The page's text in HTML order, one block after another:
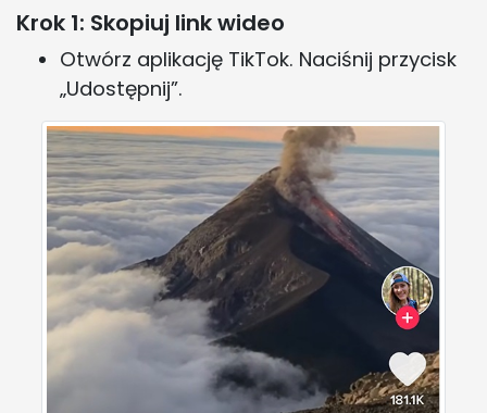
Krok 1: Skopiuj link wideo
Otwórz aplikację TikTok. Naciśnij przycisk
„Udostępnij”.